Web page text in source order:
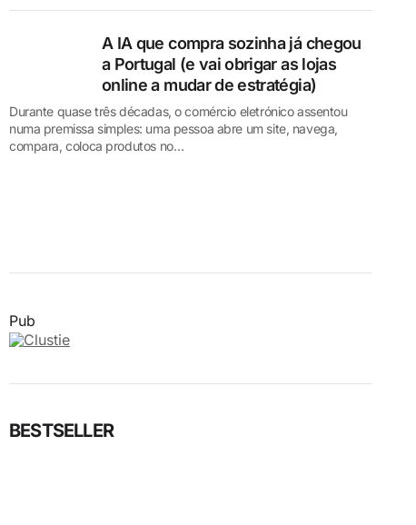
A IA que compra sozinha já chegou
a Portugal (e vai obrigar as lojas
online a mudar de estratégia)
Durante quase três décadas, o comércio eletrónico assentou
numa premissa simples: uma pessoa abre um site, navega,
compara, coloca produtos no…
Pub
BESTSELLER